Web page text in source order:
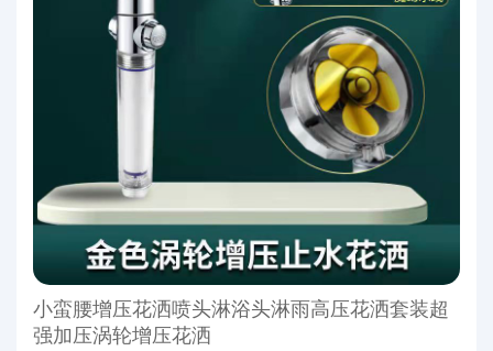
小蛮腰增压花洒喷头淋浴头淋雨高压花洒套装超
强加压涡轮增压花洒